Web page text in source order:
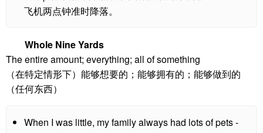
飞机两点钟准时降落。
Whole Nine Yards
The entire amount; everything; all of something
（在特定情形下）能够想要的；能够拥有的；能够做到的
（任何东西）
When I was little, my family always had lots of pets -